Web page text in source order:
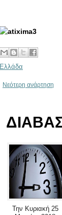
Ελλάδα
Νεότερη ανάρτηση
Την Κυριακή 25